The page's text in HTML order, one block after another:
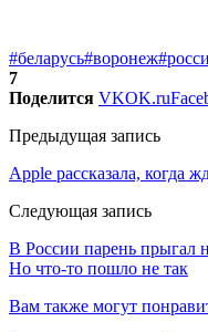
#беларусь#воронеж
7
Поделится VKOK.ru
Предыдущая запись
Apple рассказала, когда
Следующая запись
В России парень прыгал
Но что-то пошло не так
Вам также могут